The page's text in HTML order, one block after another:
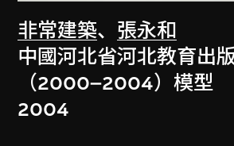
非常建築、 張永和
中國河北省河北教育出
（2000–2004）模型
2004